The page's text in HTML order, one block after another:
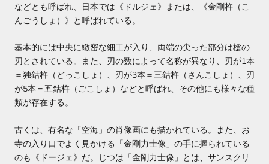
などとも呼ばれ、日本では《ドルジェ》または、《金剛杵（こ
んごうしょ）》と呼ばれている。
基本的には中央に緻密な細工が入り、両端の尖った部分は槍の
刃とされている。また、刃の数によって名称が異なり、刃が1本
＝独鈷杵（どっこしょ）、刃が3本＝三鈷杵（さんこしょ）、刃
が5本＝五鈷杵（ごこしょ）などと呼ばれ、その他にも様々な種
類が存在する。
古くは、有名な「空海」の肖像画にも描かれている。また、お
寺の入り口でよく見かける「金剛力士像」の手に握られている
のも《ドージェ》だ。じつは「金剛力士像」とは、サンスクリ